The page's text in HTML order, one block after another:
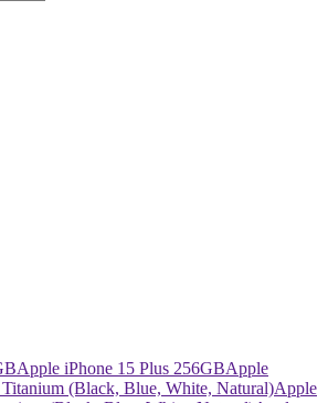
Apple iPhone 15 Plus 256GBApple
(Black, Blue, White, Natural)Apple